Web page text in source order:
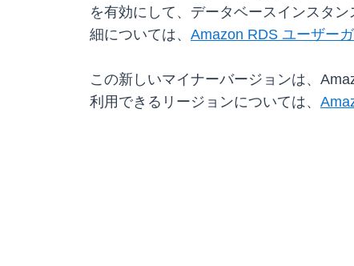
を有効にして、データベースインスタ
細については、 Amazon RDS ユーザー
この新しいマイナーバージョンは、
利用できるリージョンについては、